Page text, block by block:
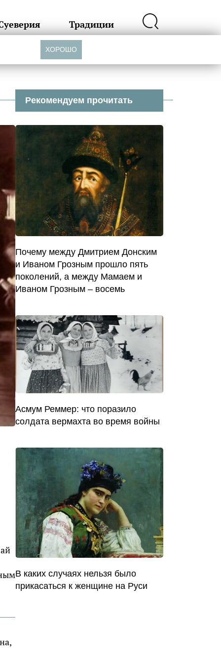
Традиции
Рекомендуем прочитать
Почему между Дмитрием Донским
и Иваном Грозным прошло пять
поколений, а между Мамаем и
Иваном Грозным – восемь
Асмум Реммер: что поразило
солдата вермахта во время войны
В каких случаях нельзя было
прикасаться к женщине на Руси
ХОРОШО